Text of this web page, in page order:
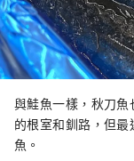
與鮭魚一樣，秋刀
的根室和釧路，但
魚。